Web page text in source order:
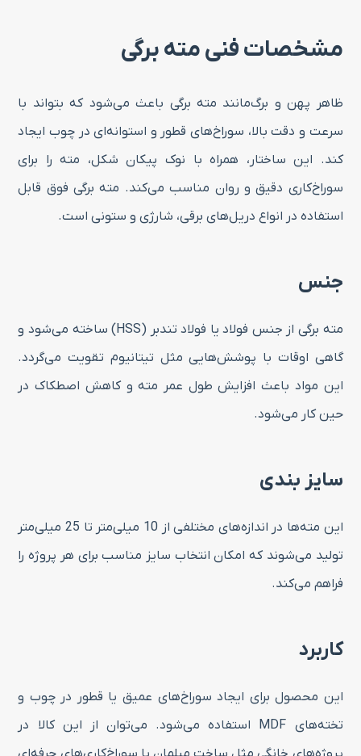
مشخصات فنی مته برگی
ظاهر پهن و برگ‌مانند مته برگی باعث می‌شود که بتواند با
سرعت و دقت بالا، سوراخ‌های قطور و استوانه‌ای در چوب ایجاد
کند. این ساختار، همراه با نوک پیکان‌ شکل، مته را برای
سوراخ‌کاری دقیق و روان مناسب می‌کند. مته برگی فوق قابل
استفاده در انواع دریل‌های برقی، شارژی و ستونی است.
جنس
مته برگی از جنس فولاد یا فولاد تندبر (HSS) ساخته می‌شود و
گاهی اوقات با پوشش‌هایی مثل تیتانیوم تقویت می‌گردد.
این مواد باعث افزایش طول عمر مته و کاهش اصطکاک در
حین کار می‌شود.
سایز بندی
این مته‌ها در اندازه‌های مختلفی از 10 میلی‌متر تا 25 میلی‌متر
تولید می‌شوند که امکان انتخاب سایز مناسب برای هر پروژه را
فراهم می‌کند.
کاربرد
این محصول برای ایجاد سوراخ‌های عمیق یا قطور در چوب و
تخته‌های MDF استفاده می‌شود. می‌توان از این کالا در